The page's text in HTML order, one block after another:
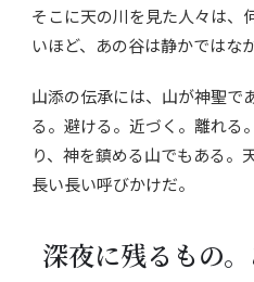
そこに天の川を見た人々は、
いほど、あの谷は静かではな
山添の伝承には、山が神聖で
る。避ける。近づく。離れる
り、神を鎮める山でもある。
長い長い呼びかけだ。
深夜に残るもの